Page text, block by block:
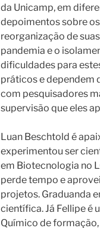
da Unicamp, em
depoimentos sobre
reorganização de
pandemia e o
dificuldades para
práticos e dependem
com pesquisadores
supervisão que eles
Luan Beschtold é
experimentou ser
em Biotecnologia no
perde tempo e
projetos. Graduanda
científica. Já Fellipe é
Químico de